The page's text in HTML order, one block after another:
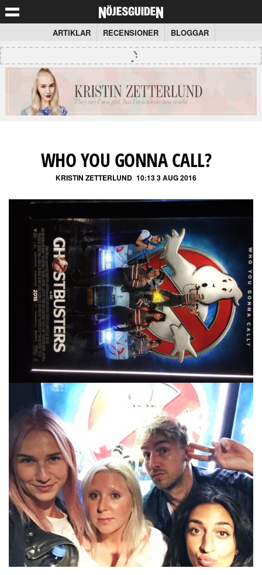
ARTIKLAR RECENSIONER BLOGGAR
WHO YOU GONNA CALL?
KRISTIN ZETTERLUND 10:13 3 AUG 2016